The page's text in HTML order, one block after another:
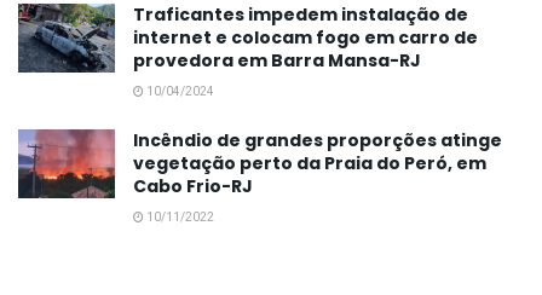
Traficantes impedem instalação de
internet e colocam fogo em carro de
provedora em Barra Mansa-RJ
10/04/2024
Incêndio de grandes proporções atinge
vegetação perto da Praia do Peró, em
Cabo Frio-RJ
10/11/2022